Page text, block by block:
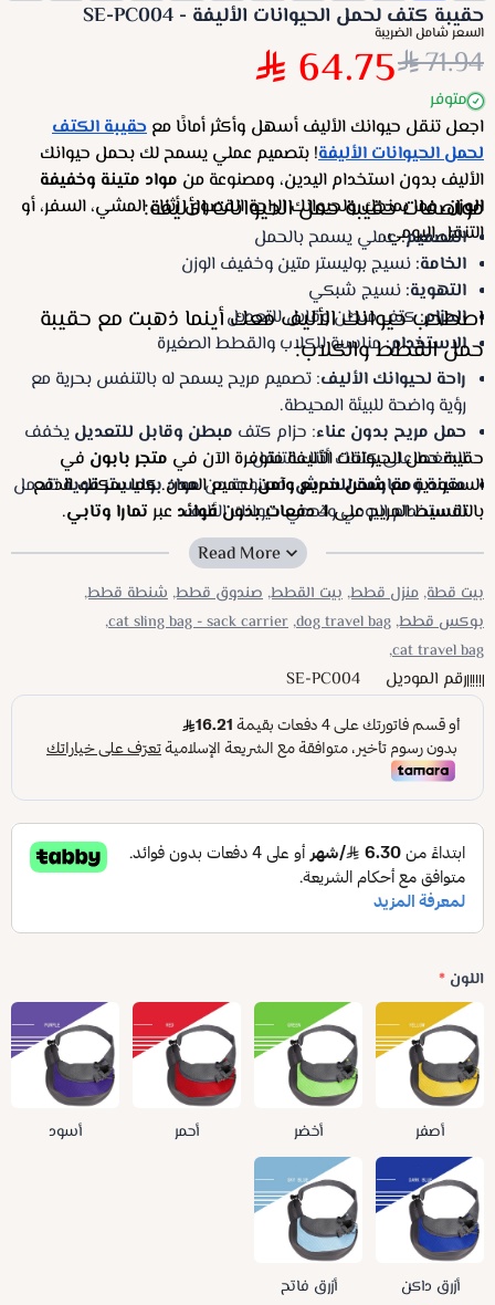
حقيبة كتف لحمل الحيوانات الأليفة - SE-PC004
السعر شامل الضريبة
71.94
64.75 متوفر
اجعل تنقل حيوانك الأليف أسهل وأكثر أمانًا مع حقيبة الكتف
لحمل الحيوانات الأليفة! بتصميم عملي يسمح لك بحمل حيوانك
الأليف بدون استخدام اليدين، ومصنوعة من مواد متينة وخفيفة
الوزن، مما يمنحك ولحيوانك الراحة القصوى أثناء المشي، السفر، أو
التنقل اليومي.
مواصفات حقيبة حمل الحيوانات الأليفة:
التصميم:عملي يسمح بالحمل
الخامة: نسيج بوليستر متين وخفيف الوزن
التهوية: نسيج شبكي
الحزام:كتف مبطن وقابل للتعديل
الاستخدام:مناسبة للكلاب والقطط الصغيرة
اصطحب حيوانك الأليف معك أينما ذهبت مع حقيبة
حمل القطط والكلاب:
راحة لحيوانك الأليف: تصميم مريح يسمح له بالتنفس بحرية مع
رؤية واضحة للبيئة المحيطة.
حمل مريح بدون عناء: حزام كتف مبطن وقابل للتعديل يخفف
الضغط على كتفك أثناء التنقل.
متينة ومقاومة للخدش: مصنوعة منمواد بوليستر قويةتتحمل
الاستخدام اليومي وتحمي حيوانك الأليف.
محمولة وسهلة التخزين: خفيفة الوزن، قابلة للغسل، وسهلة
الطي عند عدم الاستخدام.
مثالية للتنقل اليومي أو السفر: سواء كنت تتنقل في المدينة أو
تسافر، توفر الحقيبة الأمان والراحة لحيوانك الأليف.
حقيبة حمل الحيوانات الأليفة متوفرة الآن في متجر بابون في
السعودية معشحن سريع وآمنلجميع المدن. كما يمكنك الدفع
بالتقسيط المريح على4 دفعات بدون فوائد عبر تمارا وتابي.
بيت قطة, منزل قطط, بيت القطط, صندوق قطط, شنطة قطط,
بوكس قطط, dog travel bag,
cat sling bag - sack carrier,
cat travel bag,
رقم الموديل SE-PC004
اللون *
أصفر أخضر أحمر أسود
أزرق داكن
أزرق فاتح